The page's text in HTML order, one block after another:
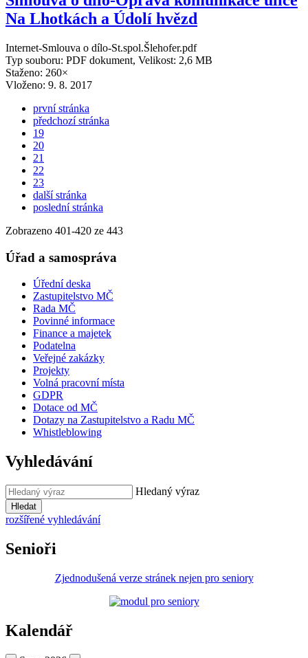
Na Lhotkách a Údolí hvězd
Internet-Smlouva o dílo-St.spol.Šlehofer.pdf
Typ souboru: PDF dokument, Velikost: 2,6 MB
Staženo: 260×
Vloženo: 9. 8. 2017
první stránka
předchozí stránka
19
20
21
22
23
další stránka
poslední stránka
Zobrazeno 401-420 ze 443
Úřad a samospráva
Úřední deska
Zastupitelstvo MČ
Rada MČ
Povinné informace
Finance a majetek
Podatelna
Veřejné zakázky
Projekty
Volná pracovní místa
GDPR
Dotace od MČ
Dotazy na Zastupitelstvo a Radu MČ
Whistleblowing
Vyhledávání
Hledaný výraz
Hledat
rozšířené vyhledávání
Senioři
Zjednodušená verze stránek nejen pro seniory
Kalendář